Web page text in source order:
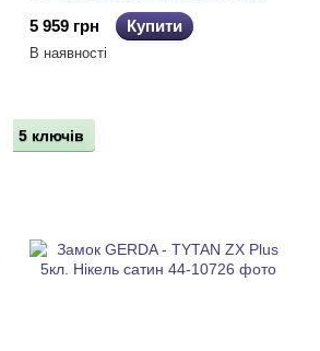
5 959 грн
Купити
В наявності
5 ключів